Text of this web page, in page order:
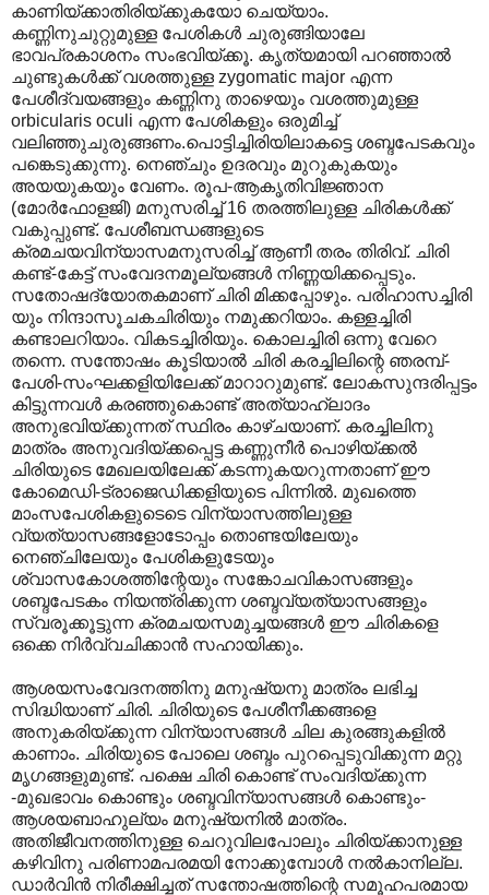
കാണിയ്ക്കാതിരിയ്ക്കുകയോ ചെയ്യാം.
കണ്ണിനുചുറ്റുമുള്ള പേശികൾ ചുരുങ്ങിയാലേ
ഭാവപ്രകാശനം സംഭവിയ്ക്കൂ. കൃത്യമായി പറഞ്ഞാൽ
ചുണ്ടുകൾക്ക് വശത്തുള്ള zygomatic major എന്ന
പേശീദ്വയങ്ങളും കണ്ണിനു താഴെയും വശത്തുമുള്ള
orbicularis oculi എന്ന പേശികളും ഒരുമിച്ച്
വലിഞ്ഞുചുരുങ്ങണം.പൊട്ടിച്ചിരിയിലാകട്ടെ ശബ്ദപേടകവും
പങ്കെടുക്കുന്നു. നെഞ്ചും ഉദരവും മുറുകുകയും
അയയുകയും വേണം. രൂപ-ആകൃതിവിജ്ഞാന
(മോർഫോളജി) മനുസരിച്ച് 16 തരത്തിലുള്ള ചിരികൾക്ക്
വകുപ്പുണ്ട്. പേശീബന്ധങ്ങളുടെ
ക്രമചയവിന്യാസമനുസരിച്ച് ആണീ തരം തിരിവ്. ചിരി
കണ്ട്-കേട്ട് സംവേദനമൂല്യങ്ങൾ നിണ്ണയിക്കപ്പെടും.
സതോഷദ്യോതകമാണ് ചിരി മിക്കപ്പോഴും. പരിഹാസച്ചിരി
യും നിന്ദാസൂചകചിരിയും നമുക്കറിയാം. കള്ളച്ചിരി
കണ്ടാലറിയാം. വികടച്ചിരിയും. കൊലച്ചിരി ഒന്നു വേറെ
തന്നെ. സന്തോഷം കൂടിയാൽ ചിരി കരച്ചിലിന്റെ ഞരമ്പ്-
പേശി-സംഘക്കളിയിലേക്ക് മാറാറുമുണ്ട്. ലോകസുന്ദരിപ്പട്ടം
കിട്ടുന്നവൾ കരഞ്ഞുകൊണ്ട് അത്യാഹ്ലാദം
അനുഭവിയ്ക്കുന്നത് സ്ഥിരം കാഴ്ചയാണ്. കരച്ചിലിനു
മാത്രം അനുവദിയ്ക്കപ്പെട്ട കണ്ണുനീർ പൊഴിയ്ക്കൽ
ചിരിയുടെ മേഖലയിലേക്ക് കടന്നുകയറുന്നതാണ് ഈ
കോമെഡി-ട്രാജെഡിക്കളിയുടെ പിന്നിൽ. മുഖത്തെ
മാംസപേശികളുടെടെ വിന്യാസത്തിലുള്ള
വ്യത്യാസങ്ങളോടോപ്പം തൊണ്ടയിലേയും
നെഞ്ചിലേയും പേശികളുടേയും
ശ്വാസകോശത്തിന്റേയും സങ്കോചവികാസങ്ങളും
ശബ്ദപേടകം നിയന്ത്രിക്കുന്ന ശബ്ദവ്യത്യാസങ്ങളും
സ്വരൂക്കൂട്ടുന്ന ക്രമചയസമുച്ചയങ്ങൾ ഈ ചിരികളെ
ഒക്കെ നിർവ്വചിക്കാൻ സഹായിക്കും.
ആശയസംവേദനത്തിനു മനുഷ്യനു മാത്രം ലഭിച്ച
സിദ്ധിയാണ് ചിരി. ചിരിയുടെ പേശീനീക്കങ്ങളെ
അനുകരിയ്ക്കുന്ന വിന്യാസങ്ങൾ ചില കുരങ്ങുകളിൽ
കാണാം. ചിരിയുടെ പോലെ ശബ്ദം പുറപ്പെടുവിക്കുന്ന മറ്റു
മൃഗങ്ങളുമുണ്ട്. പക്ഷെ ചിരി കൊണ്ട് സംവദിയ്ക്കുന്ന
-മുഖഭാവം കൊണ്ടും ശബ്ദവിന്യാസങ്ങൾ കൊണ്ടും-
ആശയബാഹുല്യം മനുഷ്യനിൽ മാത്രം.
അതിജീവനത്തിനുള്ള ചെറുവിലപോലും ചിരിയ്ക്കാനുള്ള
കഴിവിനു പരിണാമപരമയി നോക്കുമ്പോൾ നൽകാനില്ല.
ഡാർവിൻ നിരീക്ഷിച്ചത് സന്തോഷത്തിന്റെ സമൂഹപരമായ